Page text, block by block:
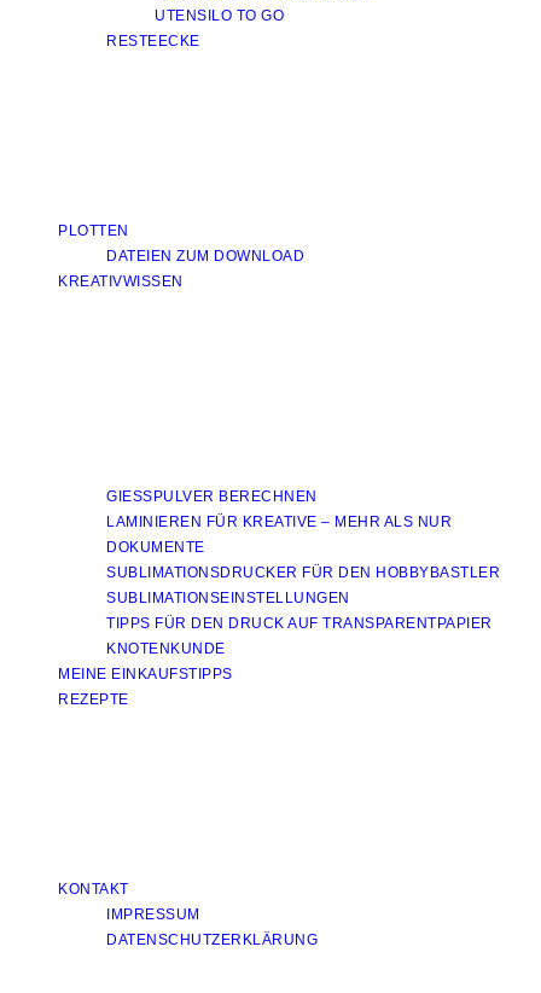
UTENSILO TO GO
RESTEECKE
PLOTTEN
DATEIEN ZUM DOWNLOAD
KREATIVWISSEN
GIESSPULVER BERECHNEN
LAMINIEREN FÜR KREATIVE – MEHR ALS NUR
DOKUMENTE
SUBLIMATIONSDRUCKER FÜR DEN HOBBYBASTLER
SUBLIMATIONSEINSTELLUNGEN
TIPPS FÜR DEN DRUCK AUF TRANSPARENTPAPIER
KNOTENKUNDE
MEINE EINKAUFSTIPPS
REZEPTE
KONTAKT
IMPRESSUM
DATENSCHUTZERKLÄRUNG